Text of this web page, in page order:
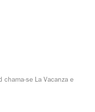
chama-se La Vacanza e